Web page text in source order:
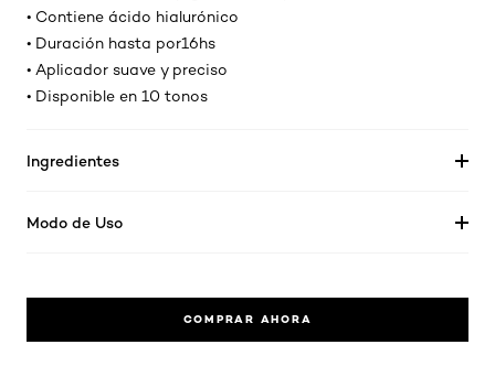
• Contiene ácido hialurónico
• Duración hasta por16hs
• Aplicador suave y preciso
• Disponible en 10 tonos
Ingredientes
Modo de Uso
COMPRAR AHORA